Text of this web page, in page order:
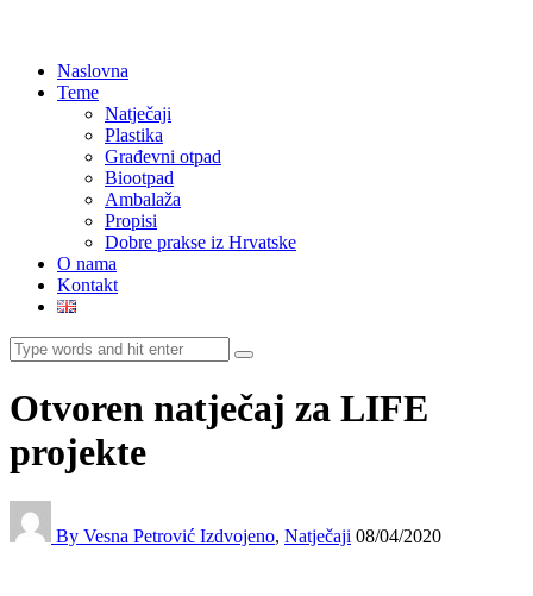
Naslovna
Teme
Natječaji
Plastika
Građevni otpad
Biootpad
Ambalaža
Propisi
Dobre prakse iz Hrvatske
O nama
Kontakt
Otvoren natječaj za LIFE
projekte
By Vesna Petrović Izdvojeno, Natječaji 08/04/2020